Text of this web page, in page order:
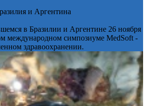
и Аргентина
в Бразилии и Аргентине 26 ноября
международном симпозиуме MedSoft -
здравоохранении.